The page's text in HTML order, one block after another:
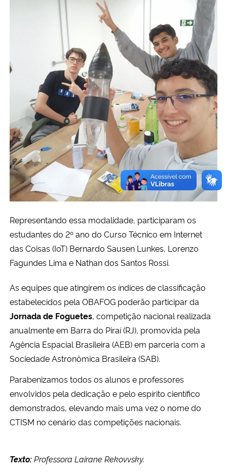
Representando essa modalidade, participaram os
estudantes do 2º ano do Curso Técnico em Internet
das Coisas (IoT) Bernardo Sausen Lunkes, Lorenzo
Fagundes Lima e Nathan dos Santos Rossi.
As equipes que atingirem os índices de classificação
estabelecidos pela OBAFOG poderão participar da
Jornada de Foguetes, competição nacional realizada
anualmente em Barra do Piraí (RJ), promovida pela
Agência Espacial Brasileira (AEB) em parceria com a
Sociedade Astronômica Brasileira (SAB).
Parabenizamos todos os alunos e professores
envolvidos pela dedicação e pelo espírito científico
demonstrados, elevando mais uma vez o nome do
CTISM no cenário das competições nacionais.
Texto:Professora Lairane Rekovvsky.